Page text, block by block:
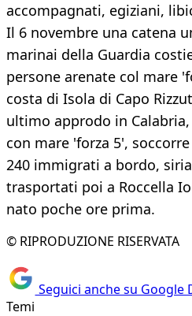
accompagnati, egiziani,
Il 6 novembre una catena
marinai della Guardia
persone arenate col mare
costa di Isola di Capo
ultimo approdo in
con mare 'forza 5',
240 immigrati a bordo,
trasportati poi a Roccella
nato poche ore prima.
© RIPRODUZIONE RISERVATA
Seguici anche su Google
Temi